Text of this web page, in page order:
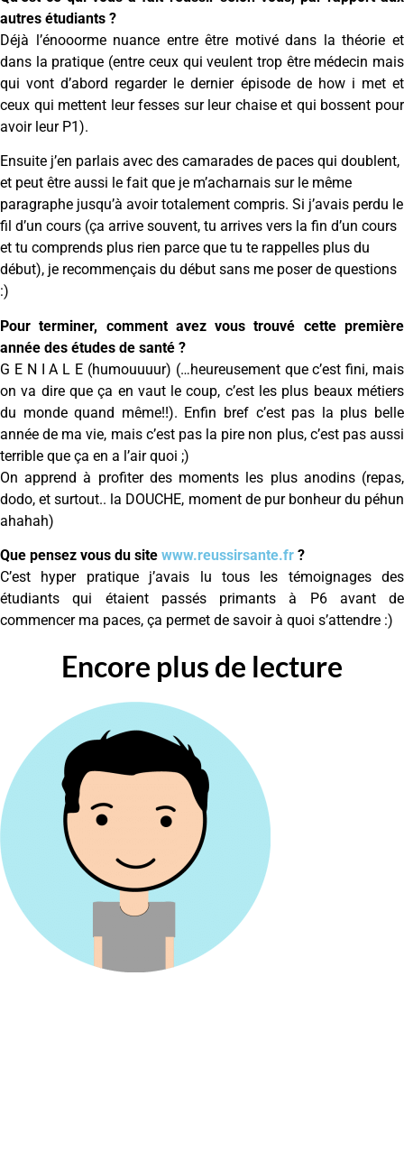
autres étudiants ?
Déjà l’énooorme nuance entre être motivé dans la théorie et
dans la pratique (entre ceux qui veulent trop être médecin mais
qui vont d’abord regarder le dernier épisode de how i met et
ceux qui mettent leur fesses sur leur chaise et qui bossent pour
avoir leur P1).
Ensuite j’en parlais avec des camarades de paces qui doublent,
et peut être aussi le fait que je m’acharnais sur le même
paragraphe jusqu’à avoir totalement compris. Si j’avais perdu le
fil d’un cours (ça arrive souvent, tu arrives vers la fin d’un cours
et tu comprends plus rien parce que tu te rappelles plus du
début), je recommençais du début sans me poser de questions
:)
Pour terminer, comment avez vous trouvé cette première
année des études de santé ?
G E N I A L E (humouuuur) (…heureusement que c’est fini, mais
on va dire que ça en vaut le coup, c’est les plus beaux métiers
du monde quand même!!). Enfin bref c’est pas la plus belle
année de ma vie, mais c’est pas la pire non plus, c’est pas aussi
terrible que ça en a l’air quoi ;)
On apprend à profiter des moments les plus anodins (repas,
dodo, et surtout.. la DOUCHE, moment de pur bonheur du péhun
ahahah)
Que pensez vous du site www.reussirsante.fr ?
C’est hyper pratique j’avais lu tous les témoignages des
étudiants qui étaient passés primants à P6 avant de
commencer ma paces, ça permet de savoir à quoi s’attendre :)
Encore plus de lecture